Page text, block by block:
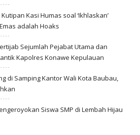
Kasi Humas soal ‘Ikhlaskan’
adalah Hoaks
Sejumlah Pejabat Utama dan
Kapolres Konawe Kepulauan
di Samping Kantor Wali Kota Baubau,
Siswa SMP di Lembah Hijau